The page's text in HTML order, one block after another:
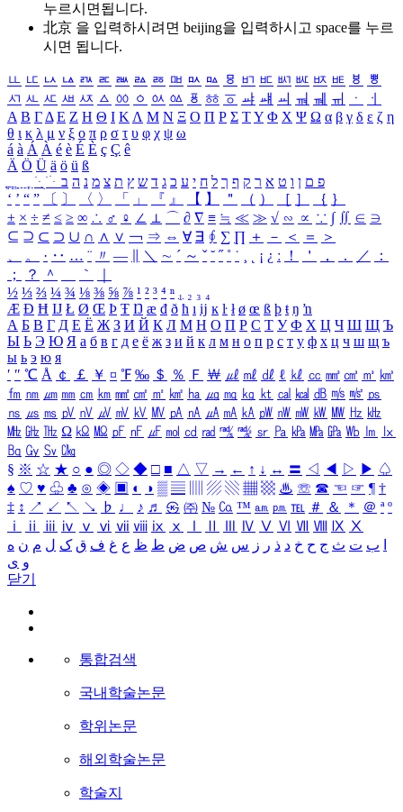
누르시면됩니다.
北京 을 입력하시려면 beijing을 입력하시고 space를 누르
시면 됩니다.
ㅥ ㅦ ㅧ ㅨ ㅩ ㅪ ㅫ ㅬ ㅭ ㅮ ㅯ ㅰ ㅱ ㅲ ㅳ ㅴ ㅵ ㅶ ㅷ ㅸ
ㅹ
ㅺ ㅻ ㅼ ㅽ ㅾ ㅿ ㆀ ㆁ ㆂ ㆃ ㆄ ㆅ ㆆ ㆇ ㆈ ㆉ ㆊ ㆋ ㆌ ㆍ
ㆎ
Α Β ΓΔ Ε Ζ Η Θ Ι ΚΛ Μ Ν Ξ Ο Π Ρ Σ ΤΥ Φ Χ Ψ Ω α β γ δ ε ζ η
θ ι κ λ μ ν ξ ο π ρ σ τ υ φ χ ψ ω
á à Á À é è É È ç Ç ê
Ä Ö Ü ä ö ü ß
ִֶֹ ֻּ ׁׂ פ ם ן ו ט א ר ק ף ך ל ח י ע כ ג ד ש ץ ת צ מ נ ה ב
‘ ’ “ ” 〔 〕 〈 〉 「 」 『 』 【 】 ＂ （ ） ［ ］ ｛ ｝
± × ÷ ≠ ≤ ≥ ∞ ∴ ♂ ♀ ∠ ⊥ ⌒ ∂ ∇ ≡ ≒ ≪ ≫ √ ∽ ∝ ∵ ∫ ∬ ∈ ∋
⊆ ⊇ ⊂ ⊃ ∪ ∩ ∧ ∨ ￢ ⇒ ⇔ ∀ ∃ ∮ ∑ ∏ ＋ － ＜ ＝
＞
、
。 · ‥ … ¨ 〃 ― ＼ ∼ ´ ～ ˇ ˘ ˝ ˚ ˙ ¸ ¡ ¿ ː ！ ＇ ， ． ／
：
；
？ ＾ ｀
½ ⅓ ⅔ ¼ ¾ ⅛ ⅜ ⅝ ⅞ ¹ ² ³ ⁴ ⁿ ₁ ₂ ₃ ₄
Æ Ð Ħ Ĳ Ł Ø Œ Þ Ŧ Ŋ æ đ ð ħ ı ĳ ĸ ŀ ł ø œ ß þ ŧ ŋ ŉ
А Б В Г Д Е Ё Ж З И Й К Л М Н О П Р С Т У Ф Х Ц Ч Ш Щ Ъ
Ы Ь Э Ю Я а б в г д е ё ж з и й к л м н о п р с т у ф х ц ч ш щ ъ
ы ь э ю я
′ ″ ℃ Å ￠ ￡ ￥ ¤ ℉ ‰ ＄ ％ Ｆ ￦ ㎕ ㎖ ㎗ ℓ ㎘ ㏄ ㎣ ㎤ ㎥ ㎦
㎙ ㎚ ㎛ ㎜ ㎝ ㎞ ㎟ ㎠ ㎡ ㎢ ㏊ ㎍ ㎎ ㎏ ㏏ ㎈ ㎉ ㏈ ㎧ ㎨ ㎰
㎱ ㎲ ㎳ ㎴ ㎵ ㎶ ㎷ ㎸ ㎹ ㎀ ㎁ ㎂ ㎃ ㎄ ㎺ ㎻ ㎽ ㎾ ㎿ ㎐ ㎑
㎒ ㎓ ㎔ Ω ㏀ ㏁ ㎊ ㎋ ㎌ ㏖ ㏅ ㎭ ㎮ ㎯ ㏛ ㎩ ㎪ ㎫ ㎬ ㏝ ㏐
㏓
㏃ ㏉ ㏜ ㏆
§ ※ ☆ ★ ○ ● ◎ ◇ ◆ □ ■ △ ▽ → ← ↑ ↓ ↔ 〓 ◁ ◀ ▷ ▶ ♤
♠ ♡ ♥ ♧ ♣ ⊙ ◈ ▣ ◐ ◑ ▒ ▤ ▨ ▧ ▦ ▩ ♨ ☏ ☎ ☜ ☞ ¶ †
‡ ↕ ↗ ↙ ↖ ↘ ♭ ♩ ♪ ♬ ㉿ ㈜ № ㏇ ™ ㏂ ㏘ ℡ ＃ ＆ ＊ ＠ ª º
ⅰ
ⅱ ⅲ ⅳ ⅴ ⅵ ⅶ ⅷ ⅸ ⅹ Ⅳ Ⅴ Ⅵ Ⅶ Ⅷ Ⅸ Ⅹ
ب ت ث ج ح خ د ذ ر ز س ش ص ض ط ظ ع غ ف ق ک ل م ن ه
و ی
닫기
통합검색
국내학술논문
학위논문
해외학술논문
학술지